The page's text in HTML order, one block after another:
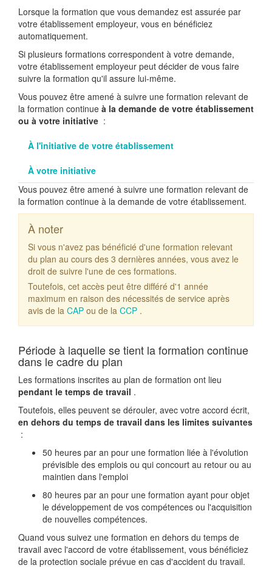
Lorsque la formation que vous demandez est assurée par
votre établissement employeur, vous en bénéficiez
automatiquement.
Si plusieurs formations correspondent à votre demande,
votre établissement employeur peut décider de vous faire
suivre la formation qu'il assure lui-même.
Vous pouvez être amené à suivre une formation relevant de
la formation continue à la demande de votre établissement
ou à votre initiative :
À l'initiative de votre établissement
À votre initiative
Vous pouvez être amené à suivre une formation relevant de
la formation continue à la demande de votre établissement.
À noter
Si vous n'avez pas bénéficié d'une formation relevant
du plan au cours des 3 dernières années, vous avez le
droit de suivre l'une de ces formations.
Toutefois, cet accès peut être différé d'1 année
maximum en raison des nécessités de service après
avis de la CAP ou de la CCP .
Période à laquelle se tient la formation continue
dans le cadre du plan
Les formations inscrites au plan de formation ont lieu
pendant le temps de travail .
Toutefois, elles peuvent se dérouler, avec votre accord écrit,
en dehors du temps de travail dans les limites suivantes
:
50 heures par an pour une formation liée à l'évolution
prévisible des emplois ou qui concourt au retour ou au
maintien dans l'emploi
80 heures par an pour une formation ayant pour objet
le développement de vos compétences ou l'acquisition
de nouvelles compétences.
Quand vous suivez une formation en dehors du temps de
travail avec l'accord de votre établissement, vous bénéficiez
de la protection sociale prévue en cas d'accident du travail.